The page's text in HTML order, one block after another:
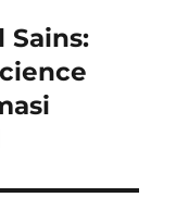
Sains: